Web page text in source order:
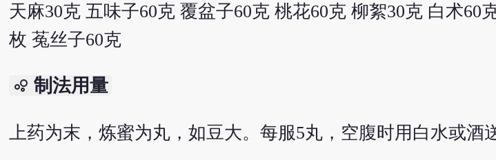
天麻30克 五味子60克 覆盆子60克 桃花60克 柳絮30克 白术60
枚 菟丝子60克
bubble_chart 制法用量
上药为末，炼蜜为丸，如豆大。每服5丸，空腹时用白水或酒